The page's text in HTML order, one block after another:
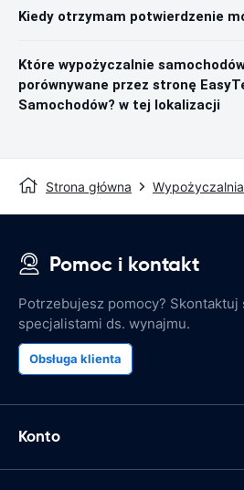
Kiedy otrzymam potwierdzenie
Które wypożyczalnie
porównywane przez stronę
Samochodów? w tej lokalizacji
Strona główna
Pomoc i kontakt
Potrzebujesz pomocy? Skontaktuj
specjalistami ds. wynajmu.
Obsługa klienta
Konto